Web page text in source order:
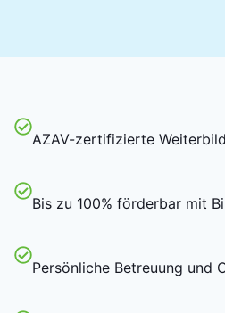
AZAV-zertifizierte
Bis zu 100% förderbar mit
Persönliche Betreuung und